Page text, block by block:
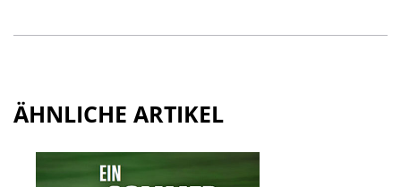
ÄHNLICHE ARTIKEL